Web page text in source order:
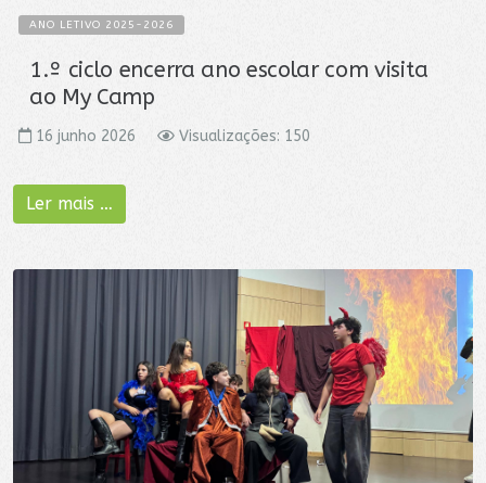
ANO LETIVO 2025-2026
1.º ciclo encerra ano escolar com visita
ao My Camp
16 junho 2026 Visualizações: 150
Ler mais …